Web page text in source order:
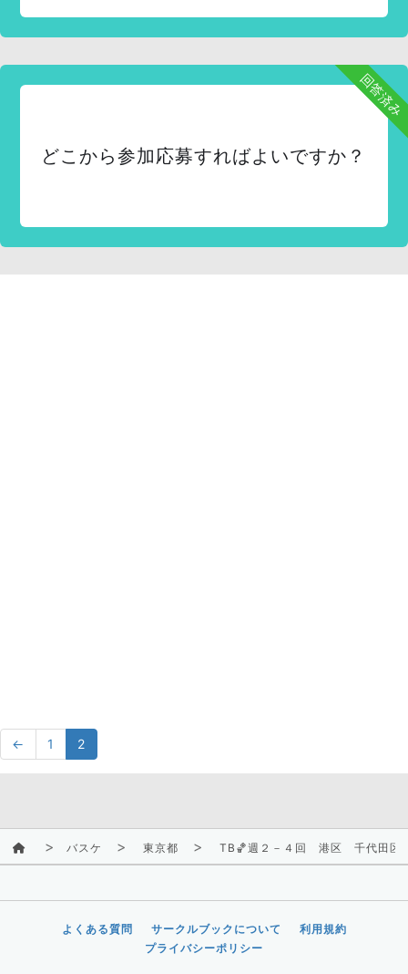
回答済み
どこから参加応募すればよいですか？
← 1 2
バスケ 東京都 TB🏀週２－４回 港区 千代田
よくある質問 サークルブックについて
利用規約
プライバシーポリシー